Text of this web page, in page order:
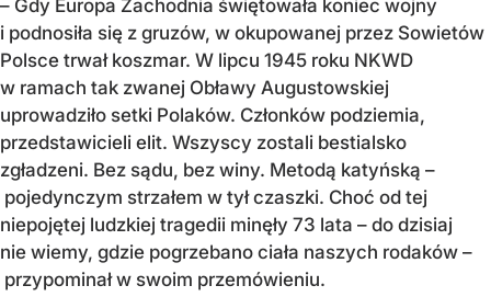
– Gdy Europa Zachodnia świętowała koniec wojny
i podnosiła się z gruzów, w okupowanej przez Sowietów
Polsce trwał koszmar. W lipcu 1945 roku NKWD
w ramach tak zwanej Obławy Augustowskiej
uprowadziło setki Polaków. Członków podziemia,
przedstawicieli elit. Wszyscy zostali bestialsko
zgładzeni. Bez sądu, bez winy. Metodą katyńską –
pojedynczym strzałem w tył czaszki. Choć od tej
niepojętej ludzkiej tragedii minęły 73 lata – do dzisiaj
nie wiemy, gdzie pogrzebano ciała naszych rodaków –
przypominał w swoim przemówieniu.